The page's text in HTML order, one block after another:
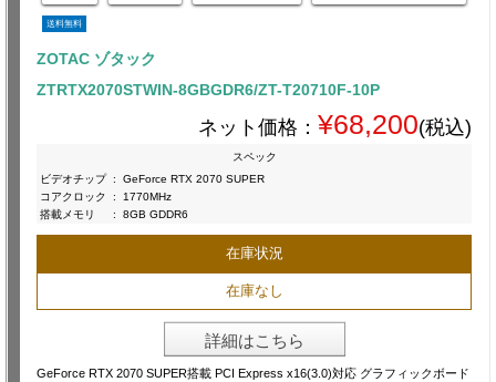
送料無料
ZOTAC ゾタック
ZTRTX2070STWIN-8GBGDR6/ZT-T20710F-10P
ネット価格： ¥68,200(税込)
スペック
ビデオチップ :
GeForce RTX 2070 SUPER
コアクロック
:
1770MHz
搭載メモリ
: 8GB GDDR6
在庫状況
在庫なし
詳細はこちら
GeForce RTX 2070 SUPER搭載 PCI Express x16(3.0)対応 グラフィックボード